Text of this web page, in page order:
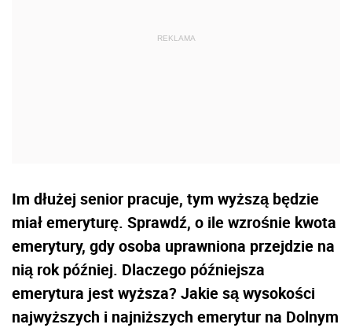
Im dłużej senior pracuje, tym wyższą będzie
miał emeryturę. Sprawdź, o ile wzrośnie kwota
emerytury, gdy osoba uprawniona przejdzie na
nią rok później. Dlaczego późniejsza
emerytura jest wyższa? Jakie są wysokości
najwyższych i najniższych emerytur na Dolnym